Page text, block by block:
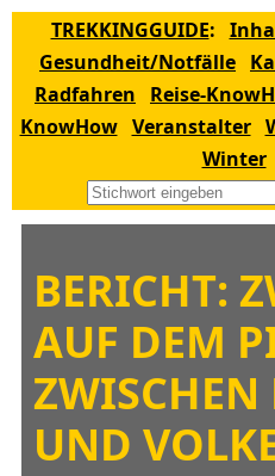
TREKKINGGUIDE:
Gesundheit/Notfälle
Radfahren
Reise-
KnowHow Veranstalter
Winter
BERICHT:
AUF DEM
ZWISCHEN
UND